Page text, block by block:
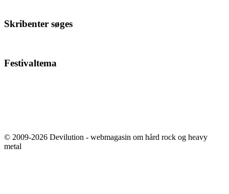
Skribenter søges
Festivaltema
© 2009-2026 Devilution - webmagasin om hård rock og heavy
metal